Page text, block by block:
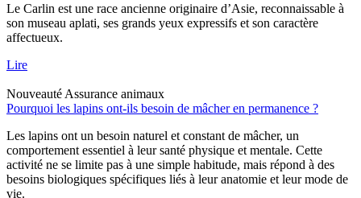
Le Carlin est une race ancienne originaire d’Asie, reconnaissable à
son museau aplati, ses grands yeux expressifs et son caractère
affectueux.
Lire
Nouveauté Assurance animaux
Pourquoi les lapins ont-ils besoin de mâcher en permanence ?
Les lapins ont un besoin naturel et constant de mâcher, un
comportement essentiel à leur santé physique et mentale. Cette
activité ne se limite pas à une simple habitude, mais répond à des
besoins biologiques spécifiques liés à leur anatomie et leur mode de
vie.